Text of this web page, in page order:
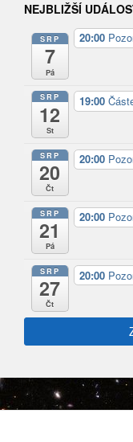
NEJBLIŽŠÍ
SRP
7
Pá
20:00
SRP
12
St
19:00
SRP
20
Čt
20:00
SRP
21
Pá
20:00
SRP
27
Čt
20:00